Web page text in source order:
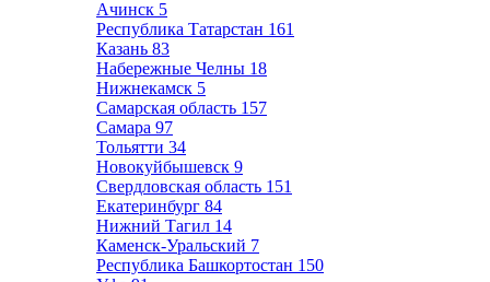
Ачинск 5
Республика Татарстан 161
Казань 83
Набережные Челны 18
Нижнекамск 5
Самарская область 157
Самара 97
Тольятти 34
Новокуйбышевск 9
Свердловская область 151
Екатеринбург 84
Нижний Тагил 14
Каменск-Уральский 7
Республика Башкортостан 150